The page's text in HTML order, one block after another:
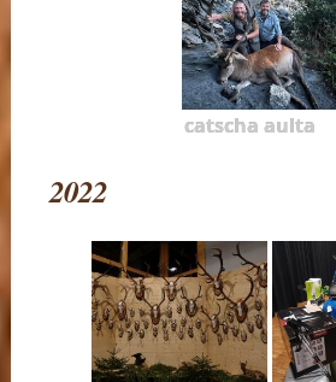
catscha aulta
2022